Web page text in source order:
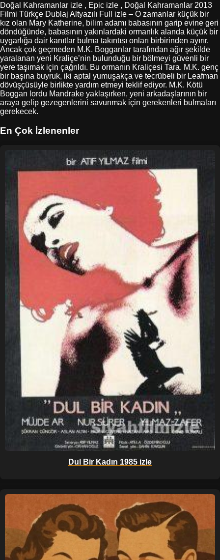
Doğal Kahramanlar izle , Epic izle , Doğal Kahramanlar 2013
Filmi Türkçe Dublaj Altyazılı Full izle – O zamanlar küçük bir
kız olan Mary Katherine, bilim adamı babasının garip evine geri
döndüğünde, babasının yakınlardaki ormanlık alanda küçük bir
uygarlığa dair kanıtlar bulma takıntısı onları birbirinden ayırır.
Ancak çok geçmeden M.K. Bogganlar tarafından ağır şekilde
yaralanan yeni Kraliçe’nin bulunduğu bir bölmeyi güvenli bir
yere taşımak için çağrıldı. Bu ormanın Kraliçesi Tara. M.K. genç
bir başına buyruk, iki aptal yumuşakça ve tecrübeli bir Leafman
dövüşçüsüyle birlikte yardım etmeyi teklif ediyor. M.K. Kötü
Boggan lordu Mandrake yaklaşırken, yeni arkadaşlarının bir
araya gelip gezegenlerini savunmak için gerekenleri bulmaları
gerekecek.
En Çok İzlenenler
Dul Bir Kadın 1985 izle